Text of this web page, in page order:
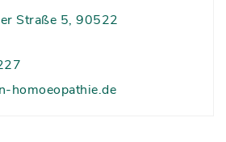
Straße 5, 90522
homoeopathie.de